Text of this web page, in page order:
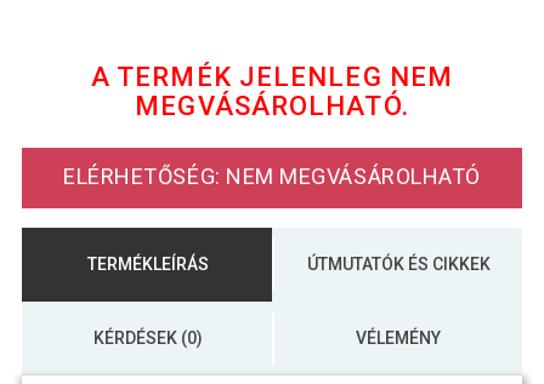
A TERMÉK JELENLEG NEM
MEGVÁSÁROLHATÓ.
ELÉRHETŐSÉG: NEM MEGVÁSÁROLHATÓ
TERMÉKLEÍRÁS ÚTMUTATÓK ÉS CIKKEK
KÉRDÉSEK (0) VÉLEMÉNY